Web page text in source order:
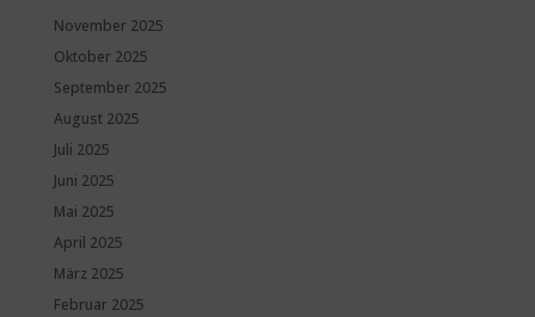
November 2025
Oktober 2025
September 2025
August 2025
Juli 2025
Juni 2025
Mai 2025
April 2025
März 2025
Februar 2025